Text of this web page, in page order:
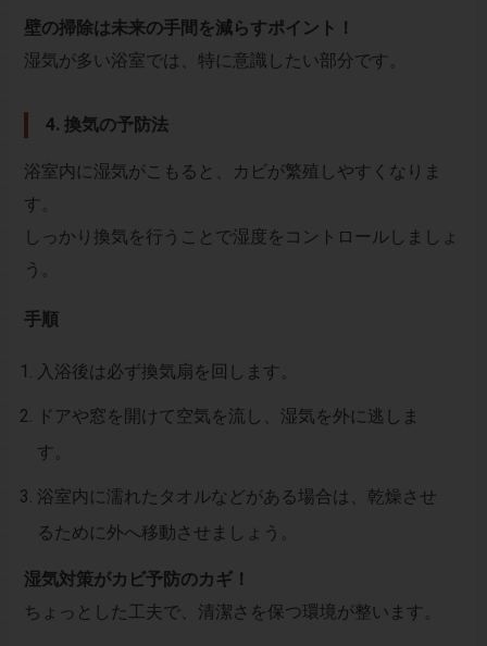
壁の掃除は未来の手間を減らすポイント！
湿気が多い浴室では、特に意識したい部分です。
4. 換気の予防法
浴室内に湿気がこもると、カビが繁殖しやすくなりま
す。
しっかり換気を行うことで湿度をコントロールしましょ
う。
手順
入浴後は必ず換気扇を回します。
ドアや窓を開けて空気を流し、湿気を外に逃しま
す。
浴室内に濡れたタオルなどがある場合は、乾燥させ
るために外へ移動させましょう。
湿気対策がカビ予防のカギ！
ちょっとした工夫で、清潔さを保つ環境が整います。